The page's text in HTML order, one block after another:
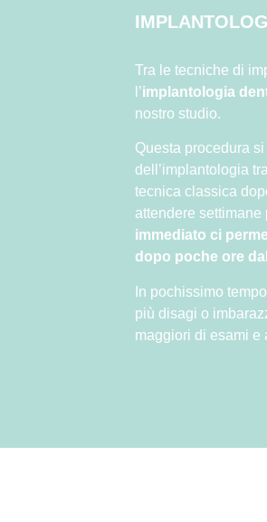
Tra le tecniche di
l’implantologia
nostro studio.
Questa procedura
dell’implantologia
tecnica classica
attendere
immediato ci
dopo poche ore
In pochissimo
più disagi o
maggiori di esami e